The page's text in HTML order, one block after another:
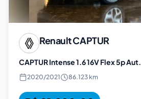
RenaultCAPTUR
CAPTUR Intense 1.6 16V Flex 5p Aut.
2020/2021 86.123 km